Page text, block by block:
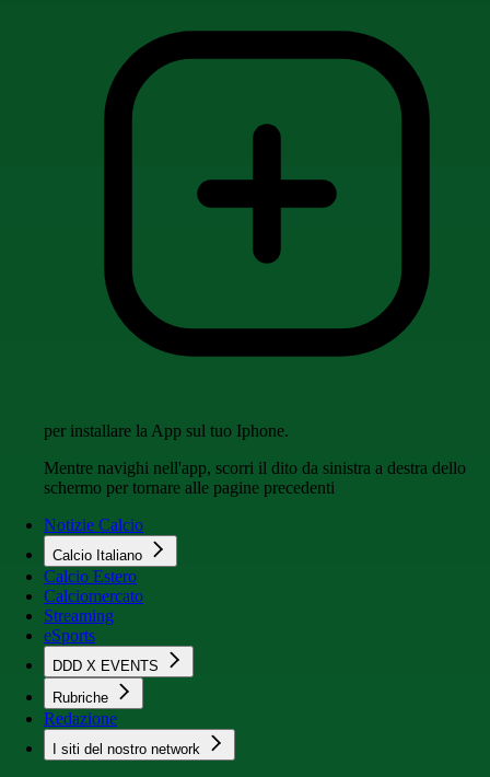
per installare la App sul tuo Iphone.
Mentre navighi nell'app, scorri il dito da sinistra a destra dello
schermo per tornare alle pagine precedenti
Notizie Calcio
Calcio Italiano
Calcio Estero
Calciomercato
Streaming
eSports
DDD X EVENTS
Rubriche
Redazione
I siti del nostro network